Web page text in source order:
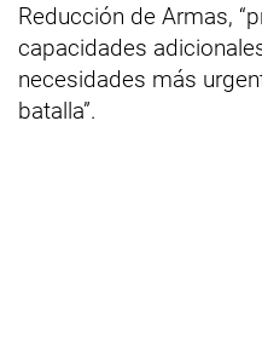
Reducción de Armas,
capacidades
necesidades más
batalla”.